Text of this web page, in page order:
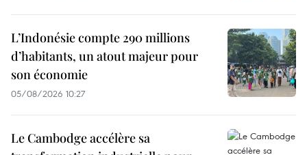
L’Indonésie compte 290 millions
d’habitants, un atout majeur pour
son économie
05/08/2026 10:27
Le Cambodge accélère sa